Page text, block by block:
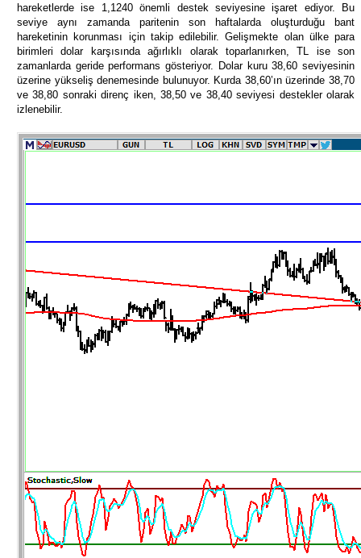
hareketlerde ise 1,1240 önemli destek seviyesine işaret ediyor. Bu
seviye aynı zamanda paritenin son haftalarda oluşturduğu bant
hareketinin korunması için takip edilebilir. Gelişmekte olan ülke para
birimleri dolar karşısında ağırlıklı olarak toparlanırken, TL ise son
zamanlarda geride performans gösteriyor. Dolar kuru 38,60 seviyesinin
üzerine yükseliş denemesinde bulunuyor. Kurda 38,60’ın üzerinde 38,70
ve 38,80 sonraki direnç iken, 38,50 ve 38,40 seviyesi destekler olarak
izlenebilir.